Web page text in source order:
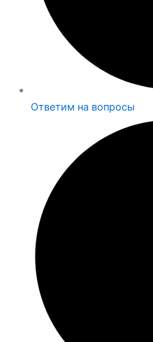
Ответим на вопросы